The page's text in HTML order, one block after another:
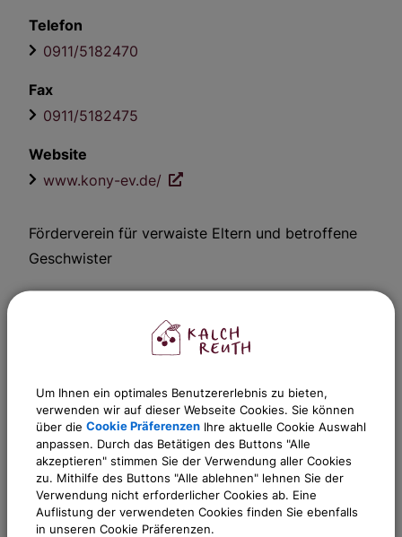
Förderverein für verwaiste Eltern und betroffene
Geschwister
Telefon
0911/5182470
Fax
0911/5182475
Website
www.kony-ev.de/
OpenStreetMap wird
derzeit nicht angezeigt
Bitte aktivieren Sie "OpenStreetMap" in
Um Ihnen ein optimales Benutzererlebnis zu bieten,
verwenden wir auf dieser Webseite Cookies. Sie können
über die Cookie Präferenzen Ihre aktuelle Cookie Auswahl
anpassen. Durch das Betätigen des Buttons "Alle
akzeptieren" stimmen Sie der Verwendung aller Cookies
zu. Mithilfe des Buttons "Alle ablehnen" lehnen Sie der
Verwendung nicht erforderlicher Cookies ab. Eine
Auflistung der verwendeten Cookies finden Sie ebenfalls
in unseren Cookie Präferenzen.